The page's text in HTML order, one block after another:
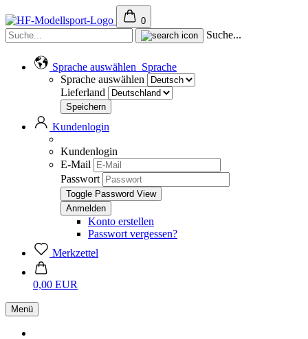
0
Suche...
Sprache auswählen Sprache
Sprache auswählen
Lieferland
Kundenlogin
Kundenlogin
E-Mail
Passwort
Toggle Password View
Konto erstellen
Passwort vergessen?
Merkzettel
0,00 EUR
Menü